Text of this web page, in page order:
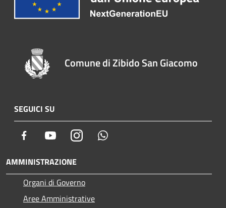
Comune di Zibido San Giacomo
SEGUICI SU
Facebook YoutubeInstagram
AMMINISTRAZIONE
Organi di Governo
Aree Amministrative